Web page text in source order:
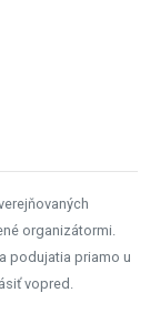
organizátormi.
podujatia priamo u
vopred.